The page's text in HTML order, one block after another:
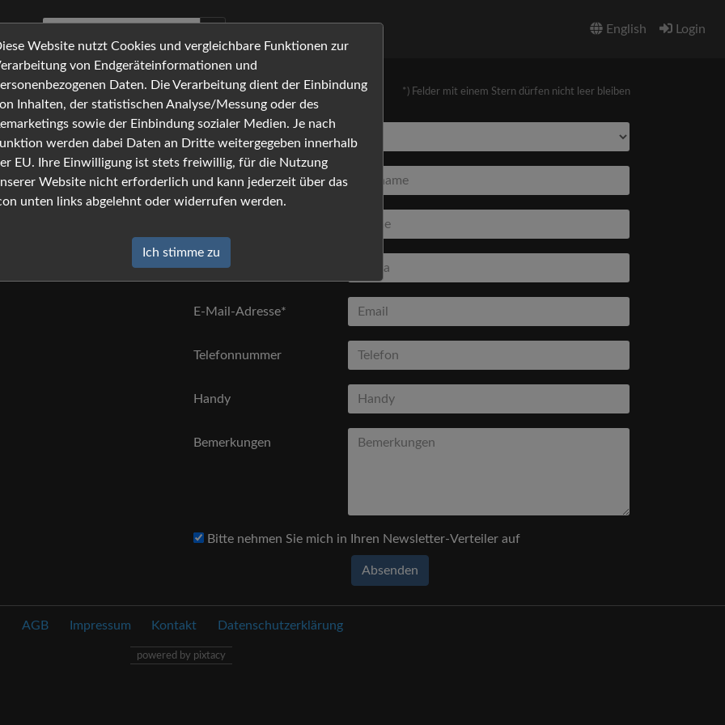
English Login
Sie auf [absenden]. *) Felder mit einem Stern dürfen nicht leer bleiben
Anfrage
Anrede
Vorname*
Firma
E-Mail-Adresse*
Telefonnummer
Handy
Bemerkungen
Bitte nehmen Sie mich in Ihren Newsletter-Verteiler auf
Absenden
Website nutzt Cookies und vergleichbare Funktionen zur
von Endgeräteinformationen und
Daten. Die Verarbeitung dient der Einbindung
Inhalten, der statistischen Analyse/Messung oder des
sowie der Einbindung sozialer Medien. Je nach
werden dabei Daten an Dritte weitergegeben innerhalb
EU. Ihre Einwilligung ist stets freiwillig, für die Nutzung
Website nicht erforderlich und kann jederzeit über das
unten links abgelehnt oder widerrufen werden.
Ich stimme zu
AGB Impressum Kontakt Datenschutzerklärung
powered by pixtacy